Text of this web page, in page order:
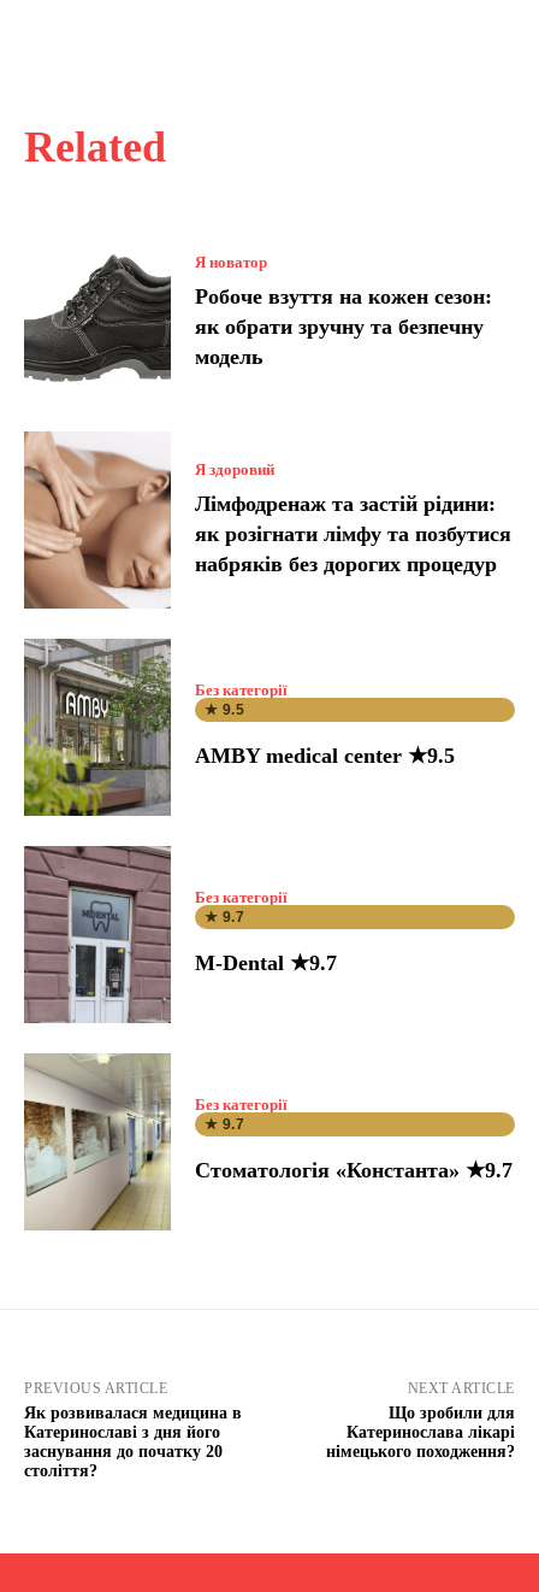
Related
Я новатор
Робоче взуття на кожен сезон:
як обрати зручну та безпечну
модель
Я здоровий
Лімфодренаж та застій рідини:
як розігнати лімфу та позбутися
набряків без дорогих процедур
Без категорії
★ 9.5
AMBY medical center ★9.5
Без категорії
★ 9.7
M-Dental ★9.7
Без категорії
★ 9.7
Стоматологія «Константа» ★9.7
PREVIOUS ARTICLE
Як розвивалася медицина в
Катеринославі з дня його
заснування до початку 20
століття?
NEXT ARTICLE
Що зробили для
Катеринослава лікарі
німецького походження?